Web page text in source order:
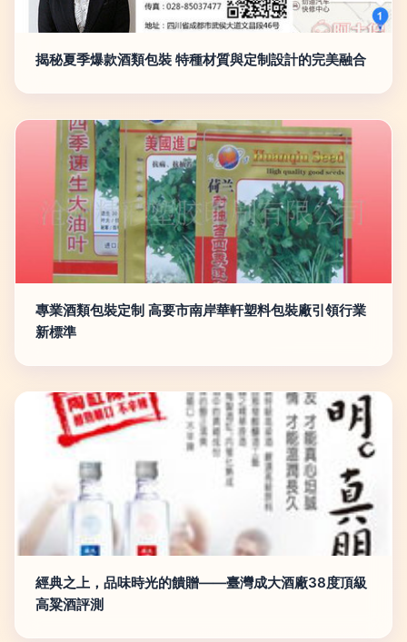
揭秘夏季爆款酒類包裝 特種材質與定制設計的完美融合
專業酒類包裝定制 高要市南岸華軒塑料包裝廠引領行業
新標準
經典之上，品味時光的饋贈——臺灣成大酒廠38度頂級
高粱酒評測